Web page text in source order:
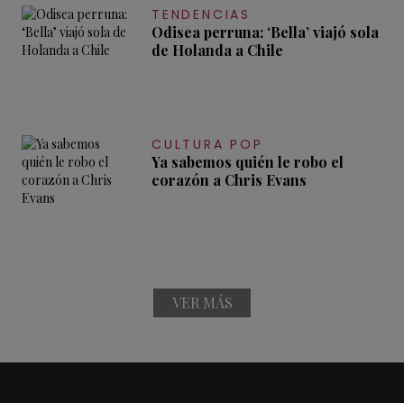
TENDENCIAS
Odisea perruna: ‘Bella’ viajó sola
de Holanda a Chile
CULTURA POP
Ya sabemos quién le robo el
corazón a Chris Evans
VER MÁS